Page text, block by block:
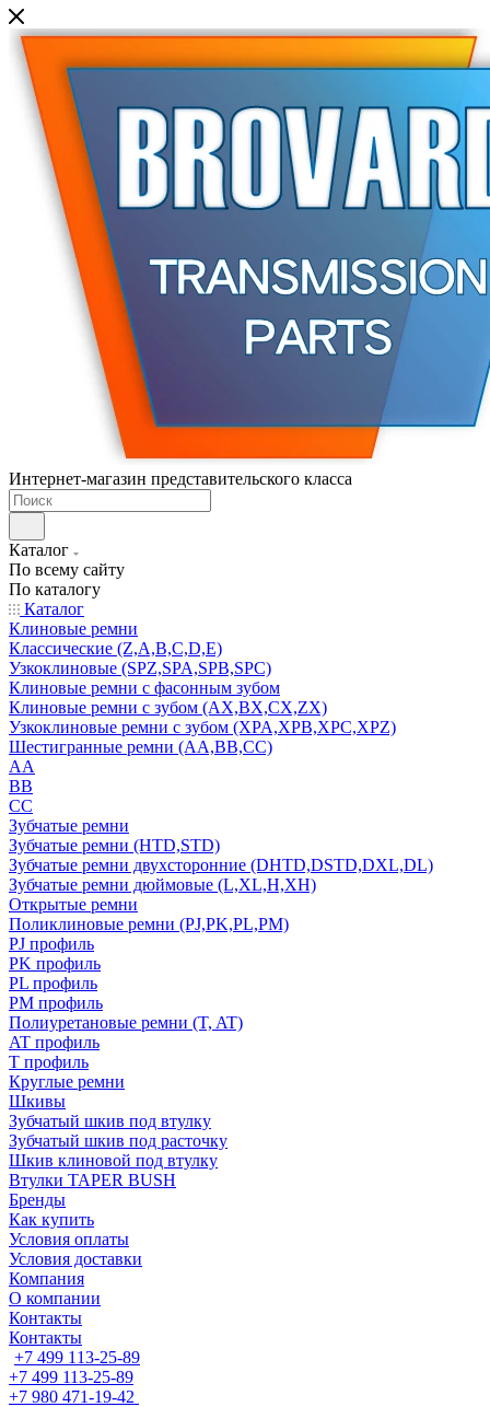
Интернет-магазин представительского класса
Каталог
По всему сайту
По каталогу
Каталог
Клиновые ремни
Классические (Z,A,B,C,D,E)
Узкоклиновые (SPZ,SPA,SPB,SPC)
Клиновые ремни с фасонным зубом
Клиновые ремни с зубом (AX,BX,CX,ZX)
Узкоклиновые ремни с зубом (XPA,XPB,XPC,XPZ)
Шестигранные ремни (AA,BB,CC)
AA
BB
CC
Зубчатые ремни
Зубчатые ремни (HTD,STD)
Зубчатые ремни двухсторонние (DHTD,DSTD,DXL,DL)
Зубчатые ремни дюймовые (L,XL,H,XH)
Открытые ремни
Поликлиновые ремни (PJ,PK,PL,PM)
PJ профиль
PK профиль
PL профиль
PM профиль
Полиуретановые ремни (T, AT)
AT профиль
T профиль
Круглые ремни
Шкивы
Зубчатый шкив под втулку
Зубчатый шкив под расточку
Шкив клиновой под втулку
Втулки TAPER BUSH
Бренды
Как купить
Условия оплаты
Условия доставки
Компания
О компании
Контакты
Контакты
+7 499 113-25-89
+7 499 113-25-89
+7 980 471-19-42